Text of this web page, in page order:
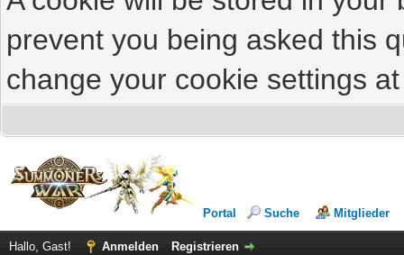
prevent you being asked this
change your cookie settings
Portal Suche Mitglieder
Hallo, Gast! Anmelden Registrieren